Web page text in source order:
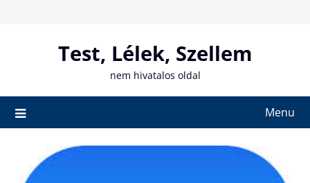
Test, Lélek, Szellem
nem hivatalos oldal
Menu